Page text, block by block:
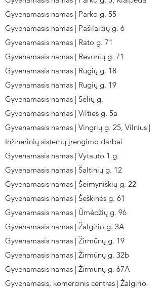
Gyvenamasis namas | Parko g. 55
Gyvenamasis namas | Pašilaičių g. 6
Gyvenamasis namas | Rato g. 71
Gyvenamasis namas | Revonių g. 71
Gyvenamasis namas | Rugių g. 18
Gyvenamasis namas | Rugių g. 19
Gyvenamasis namas | Sėlių g.
Gyvenamasis namas | Vilties g. 5a
Gyvenamasis namas | Vingrių g. 25, Vilnius |
Inžinerinių sistemų įrengimo darbai
Gyvenamasis namas | Vytauto 1 g.
Gyvenamasis namas | Šaltinių g. 12
Gyvenamasis namas | Šeimyniškių g. 22
Gyvenamasis namas | Šeškinės g. 61
Gyvenamasis namas | Ūmėdžių g. 96
Gyvenamasis namas | Žalgirio g. 3A
Gyvenamasis namas | Žirmūnų g. 19
Gyvenamasis namas | Žirmūnų g. 32b
Gyvenamasis namas | Žirmūnų g. 67A
Gyvenamasis, komercinis centras | Žalgirio-